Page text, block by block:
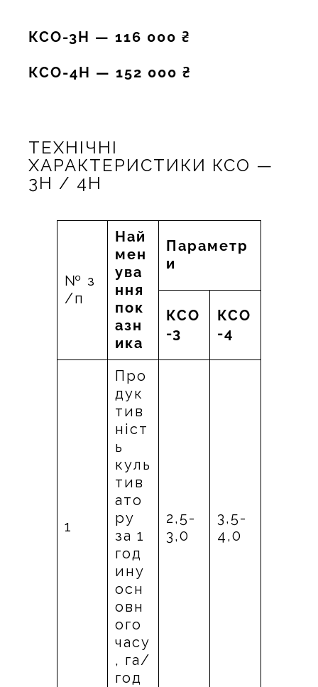
КСО-3Н — 116 000 ₴
КСО-4Н — 152 000 ₴
ТЕХНІЧНІ
ХАРАКТЕРИСТИКИ КСО —
3Н / 4Н
№ з
/п
Най
мен
ува
ння
пок
азн
ика
Параметр
и
КСО
-3
КСО
-4
1
Про
дук
тив
ніст
ь
куль
тив
ато
ру
за 1
год
ину
осн
овн
ого
часу
, га/
год
2,5-
3,0
3,5-
4,0